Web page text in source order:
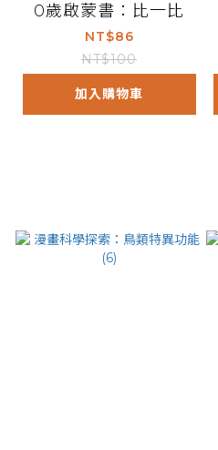
0歲啟蒙書：比一比
NT$86
NT$100
加入購物車